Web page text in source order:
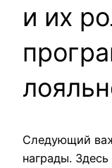
и их
Следующий
награды.